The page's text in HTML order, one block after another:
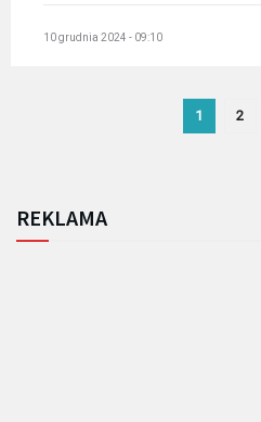
10 grudnia 2024 - 09:10
1 2
REKLAMA